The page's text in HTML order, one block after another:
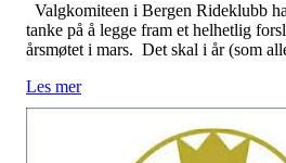
Valgkomiteen i Bergen Rideklubb
tanke på å legge fram et helhetlig
årsmøtet i mars. Det skal i år (som
Les mer